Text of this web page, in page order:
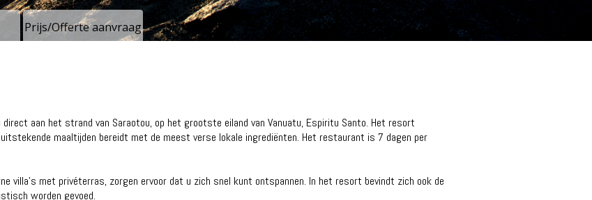
Prijs/Offerte aanvraag
aan het strand van Saraotou, op het grootste eiland van Vanuatu, Espiritu Santo. Het resort
maaltijden bereidt met de meest verse lokale ingrediënten. Het restaurant is 7 dagen per
villa's met privéterras, zorgen ervoor dat u zich snel kunt ontspannen. In het resort bevindt zich ook de
worden gevoed.